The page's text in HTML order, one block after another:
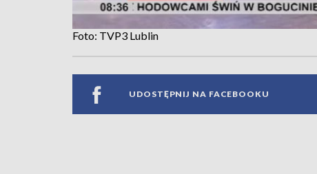
Foto: TVP3 Lublin
UDOSTĘPNIJ NA FACEBOOKU